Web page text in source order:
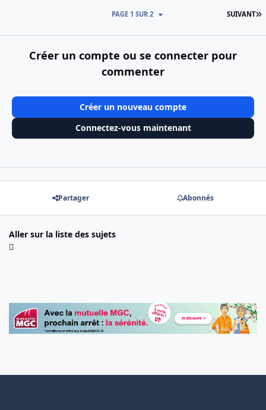
SUIVANT
PAGE 1 SUR 2
Créer un compte ou se connecter pour
commenter
Créer un nouveau compte
Connectez-vous maintenant
Partager Abonnés
Aller sur la liste des sujets